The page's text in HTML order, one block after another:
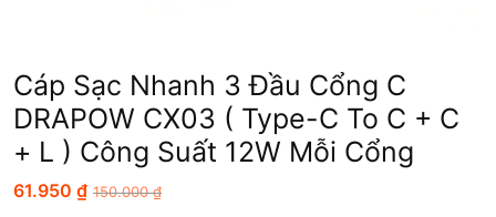
Cáp Sạc Nhanh 3 Đầu Cổng C
DRAPOW CX03 ( Type-C To C + C
+ L ) Công Suất 12W Mỗi Cổng
61.950 ₫ 150.000₫